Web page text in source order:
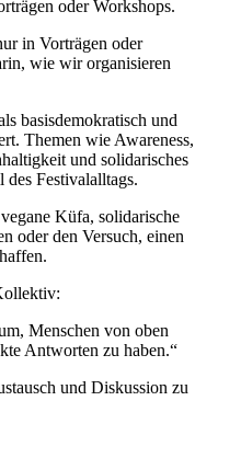
oder Workshops.
in Vorträgen oder
wie wir organisieren
basisdemokratisch und
Themen wie Awareness,
und solidarisches
des Festivalalltags.
Küfa, solidarische
oder den Versuch, einen
Menschen von oben
Antworten zu haben.“
und Diskussion zu